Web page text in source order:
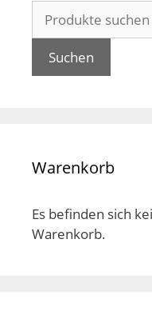
Suchen
nach:
Suchen
Warenkorb
Es befinden sich
Warenkorb.